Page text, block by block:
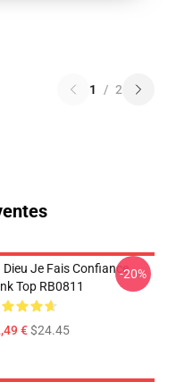
1 / 2
Dieu Je Fais Confiance
Top RB0811
€$24.45
-20%